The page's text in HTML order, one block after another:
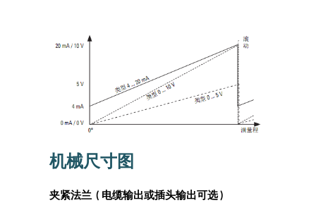
机械尺寸图
夹紧法兰 ( 电缆输出或插头输出可选 )